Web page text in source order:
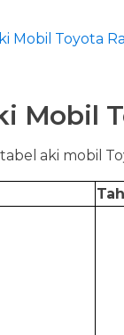
Mobil Toyota
Mobil
aki mobil